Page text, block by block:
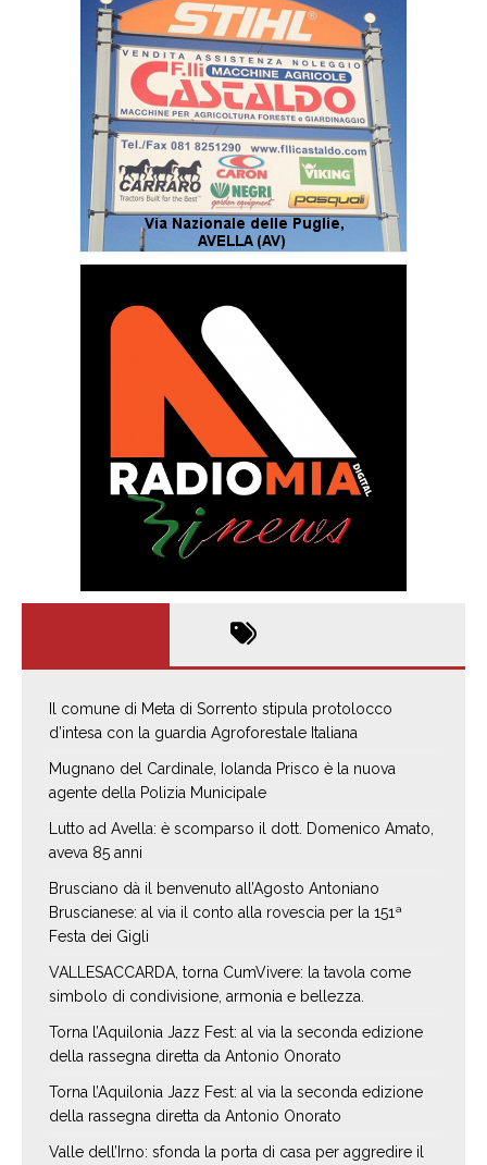
Il comune di Meta di Sorrento stipula protolocco
d’intesa con la guardia Agroforestale Italiana
Mugnano del Cardinale, Iolanda Prisco è la nuova
agente della Polizia Municipale
Lutto ad Avella: è scomparso il dott. Domenico Amato,
aveva 85 anni
Brusciano dà il benvenuto all’Agosto Antoniano
Bruscianese: al via il conto alla rovescia per la 151ª
Festa dei Gigli
VALLESACCARDA, torna CumVivere: la tavola come
simbolo di condivisione, armonia e bellezza.
Torna l’Aquilonia Jazz Fest: al via la seconda edizione
della rassegna diretta da Antonio Onorato
Torna l’Aquilonia Jazz Fest: al via la seconda edizione
della rassegna diretta da Antonio Onorato
Valle dell’Irno: sfonda la porta di casa per aggredire il